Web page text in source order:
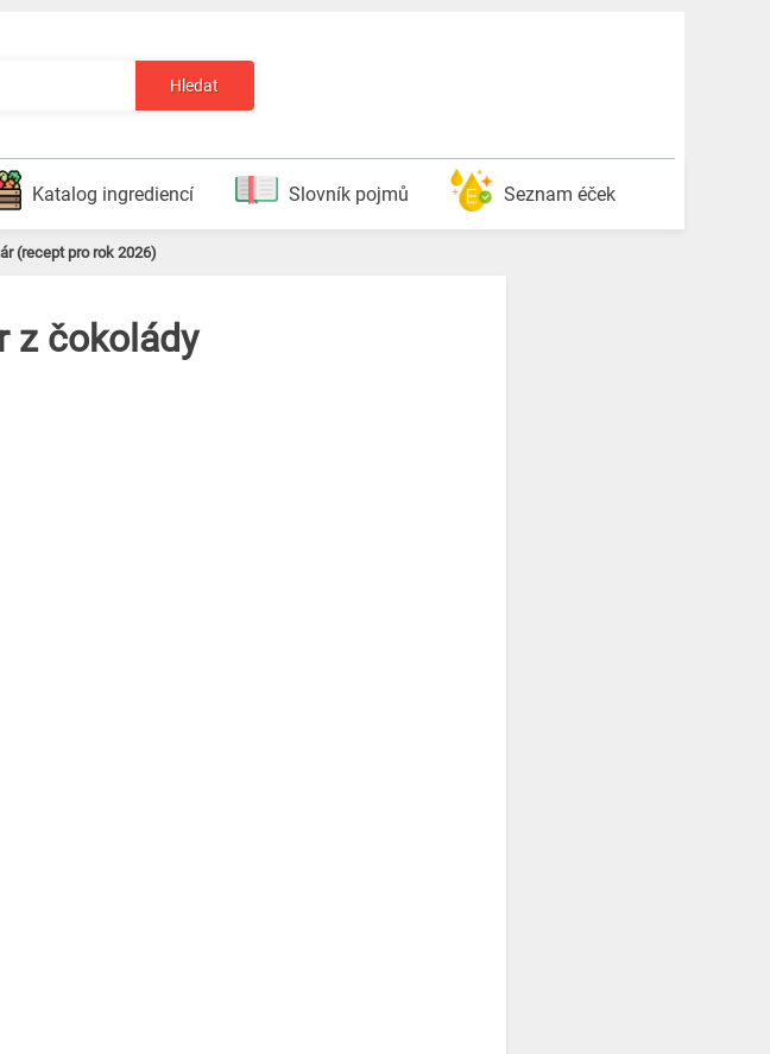
Hledat
Katalog ingrediencí Slovník pojmů Seznam éček
(recept pro rok 2026)
z čokolády